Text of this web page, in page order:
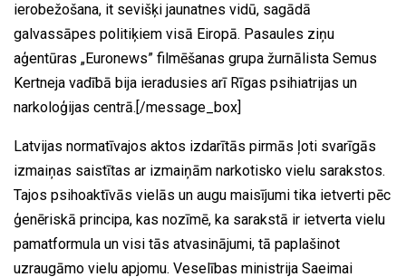
ierobežošana, it sevišķi jaunatnes vidū, sagādā
galvassāpes politiķiem visā Eiropā. Pasaules ziņu
aģentūras „Euronews” filmēšanas grupa žurnālista Semus
Kertneja vadībā bija ieradusies arī Rīgas psihiatrijas un
narkoloģijas centrā.[/message_box]
Latvijas normatīvajos aktos izdarītās pirmās ļoti svarīgās
izmaiņas saistītas ar izmaiņām narkotisko vielu sarakstos.
Tajos psihoaktīvās vielās un augu maisījumi tika ietverti pēc
ģenēriskā principa, kas nozīmē, ka sarakstā ir ietverta vielu
pamatformula un visi tās atvasinājumi, tā paplašinot
uzraugāmo vielu apjomu. Veselības ministrija Saeimai